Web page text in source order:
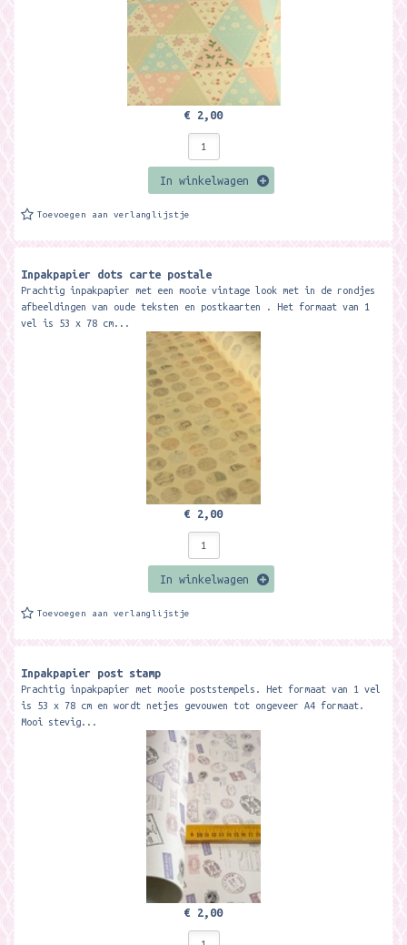
€ 2,00
In winkelwagen
Toevoegen aan verlanglijstje
Inpakpapier dots carte postale
Prachtig inpakpapier met een mooie vintage look met in de rondjes
afbeeldingen van oude teksten en postkaarten . Het formaat van 1
vel is 53 x 78 cm...
€ 2,00
In winkelwagen
Toevoegen aan verlanglijstje
Inpakpapier post stamp
Prachtig inpakpapier met mooie poststempels. Het formaat van 1 vel
is 53 x 78 cm en wordt netjes gevouwen tot ongeveer A4 formaat.
Mooi stevig...
€ 2,00